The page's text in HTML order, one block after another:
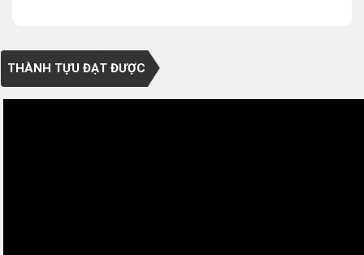
THÀNH TỰU ĐẠT ĐƯỢC